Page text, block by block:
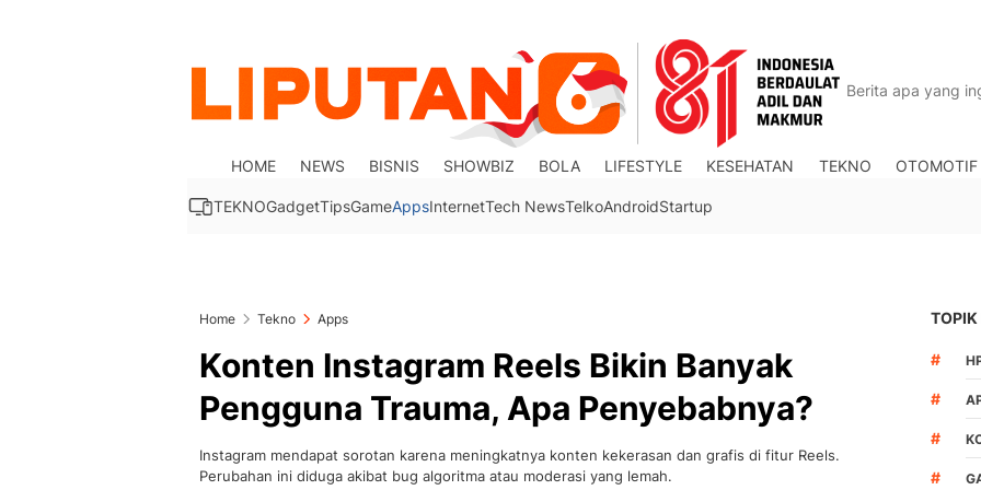
HOME NEWS BISNIS SHOWBIZ BOLA LIFESTYLE KESEHATAN TEKNO OTOMOTIF
TEKNOGadgetTipsGameAppsInternetTech NewsTelkoAndroidStartup
Home Tekno Apps
Konten Instagram Reels Bikin Banyak
Pengguna Trauma, Apa Penyebabnya?
Instagram mendapat sorotan karena meningkatnya konten kekerasan dan grafis di fitur Reels.
Perubahan ini diduga akibat bug algoritma atau moderasi yang lemah.
TOPIK
#
#
#
#